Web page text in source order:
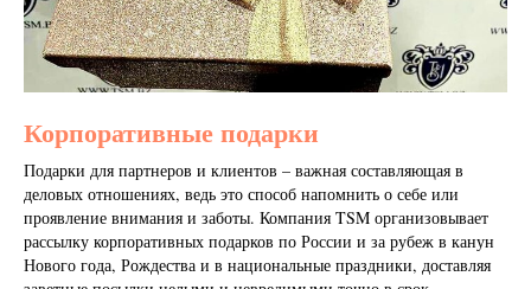
Корпоративные подарки
Подарки для партнеров и клиентов – важная составляющая в
деловых отношениях, ведь это способ напомнить о себе или
проявление внимания и заботы. Компания TSM организовывает
рассылку корпоративных подарков по России и за рубеж в канун
Нового года, Рождества и в национальные праздники, доставляя